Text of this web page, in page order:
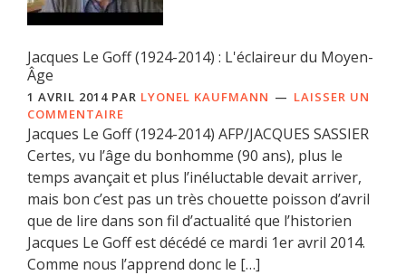
Jacques Le Goff (1924-2014) : L'éclaireur du Moyen-
Âge
1 AVRIL 2014 PAR LYONEL KAUFMANN
LAISSER UN
COMMENTAIRE
Jacques Le Goff (1924-2014) AFP/JACQUES SASSIER
Certes, vu l’âge du bonhomme (90 ans), plus le
temps avançait et plus l’inéluctable devait arriver,
mais bon c’est pas un très chouette poisson d’avril
que de lire dans son fil d’actualité que l’historien
Jacques Le Goff est décédé ce mardi 1er avril 2014.
Comme nous l’apprend donc le […]